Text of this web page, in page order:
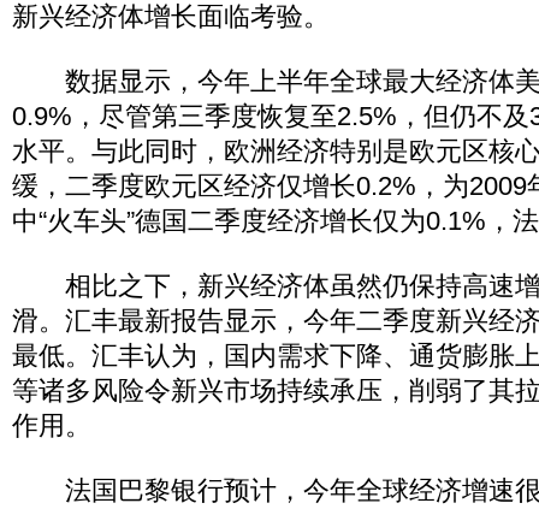
新兴经济体增长面临考验。
数据显示，今年上半年全球最大经济体
0.9%，尽管第三季度恢复至2.5%，但仍不
水平。与此同时，欧洲经济特别是欧元区核
缓，二季度欧元区经济仅增长0.2%，为2009
中“火车头”德国二季度经济增长仅为0.1%，
相比之下，新兴经济体虽然仍保持高速
滑。汇丰最新报告显示，今年二季度新兴经
最低。汇丰认为，国内需求下降、通货膨胀
等诸多风险令新兴市场持续承压，削弱了其
作用。
法国巴黎银行预计，今年全球经济增速